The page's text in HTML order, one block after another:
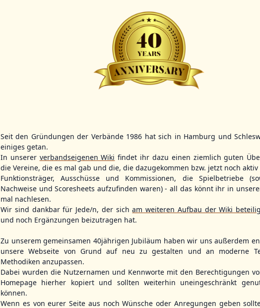
Pool 2026 - Group Germany
Europe
Uhr(€)
vs. Germany
Baseball European
B Pool 2026 - Group
12:00 Uhr(€) Box-Score
Poland vs. Sweden
U-23 Baseball European
Championship B Pool 2026 - Group
Germany
WBSC Europe
11:30 Uhr(€)
Switzerland
U-23 Baseball
Championship B
Spain
Seit den Gründungen der Verbände 1986 hat sich in Hamburg und
einiges getan.
In unserer verbandseigenen Wiki findet ihr dazu einen ziemlich guten
die Vereine, die es mal gab und die, die dazugekommen bzw. jetzt noch aktiv
Funktionsträger, Ausschüsse und Kommissionen, die Spielbetriebe
Nachweise und Scoresheets aufzufinden waren) - all das könnt ihr in
mal nachlesen.
Wir sind dankbar für Jede/n, der sicham weiteren Aufbau der Wiki
und noch Ergänzungen beizutragen hat.
Zu unserem gemeinsamen 40jährigen Jubiläum haben wir uns außerdem
unsere Webseite von Grund auf neu zu gestalten und an moderne
Methodiken anzupassen.
Dabei wurden die Nutzernamen und Kennworte mit den Berechtigungen
Homepage hierher kopiert und sollten weiterhin uneingeschränkt
können.
Wenn es von eurer Seite aus noch Wünsche oder Anregungen geben